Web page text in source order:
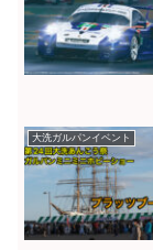
大洗ガルパンイベント